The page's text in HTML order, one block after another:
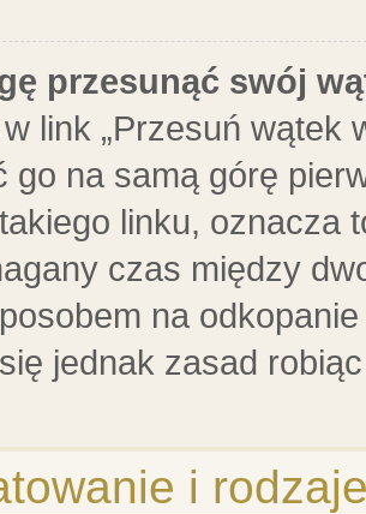
przesunąć swój
link „Przesuń wątek
go na samą górę
linku, oznacza
czas między
na
jednak zasad
i